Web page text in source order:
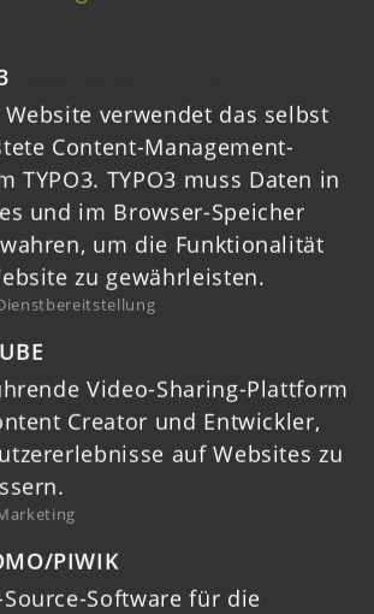
Kontakt
Datenschutz
Impressum
Barrierefreiheit
Website verwendet das selbst
Content-Management-
TYPO3. TYPO3 muss Daten in
und im Browser-Speicher
um die Funktionalität
zu gewährleisten.
Video-Sharing-Plattform
Creator und Entwickler,
auf Websites zu
PIWIK
Source-Software für die